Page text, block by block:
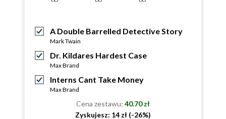
A Double Barrelled Detective Story
Mark Twain
Dr. Kildares Hardest Case
Max Brand
Interns Cant Take Money
Max Brand
Cena zestawu: 40.70 zł
Zyskujesz: 14 zł (-26%)